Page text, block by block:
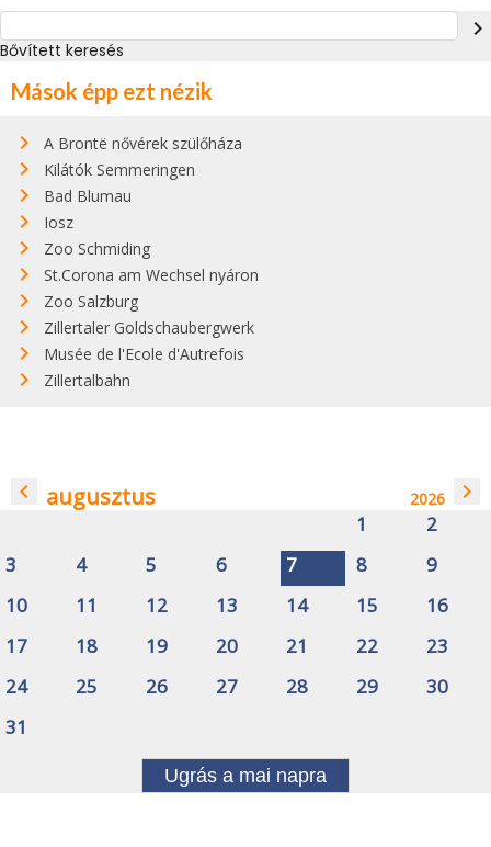
navigate_next
Bővített keresés
Mások épp ezt nézik
A Brontë nővérek szülőháza
Kilátók Semmeringen
Bad Blumau
Iosz
Zoo Schmiding
St.Corona am Wechsel nyáron
Zoo Salzburg
Zillertaler Goldschaubergwerk
Musée de l'Ecole d'Autrefois
Zillertalbahn
navigate_before augusztus 2026 navigate_next
1
2
3
4 5 6 7 8
9
10
11 12 13 14 15
16
17
18 19 20 21 22
23
24
25 26 27 28 29
30
31
Ugrás a mai napra